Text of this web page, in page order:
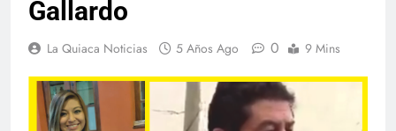
Gallardo
La Quiaca Noticias 5 Años Ago 0 9 Mins